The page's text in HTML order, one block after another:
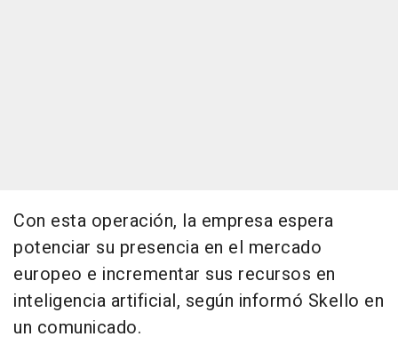
Con esta operación, la empresa espera
potenciar su presencia en el mercado
europeo e incrementar sus recursos en
inteligencia artificial, según informó Skello en
un comunicado.